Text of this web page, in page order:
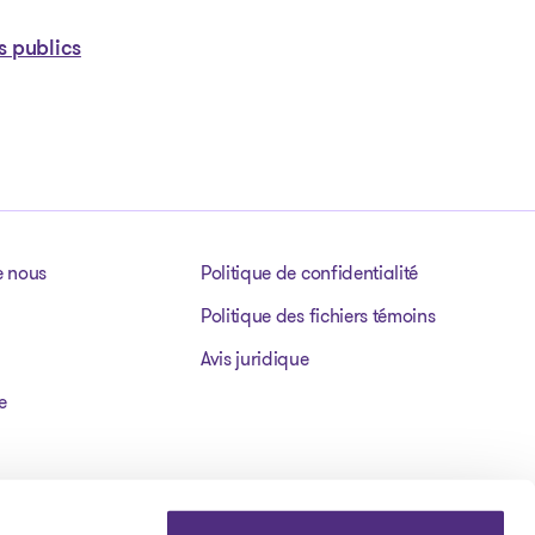
publics
nous
Politique de confidentialité
Politique des fichiers témoins
Avis juridique